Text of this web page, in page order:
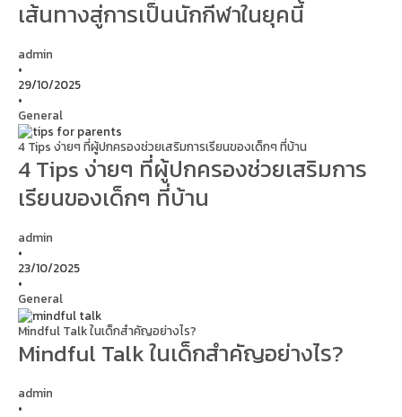
เส้นทางสู่การเป็นนักกีฬาในยุคนี้
admin
•
29/10/2025
•
General
4 Tips ง่ายๆ ที่ผู้ปกครองช่วยเสริมการเรียนของเด็กๆ ที่บ้าน
4 Tips ง่ายๆ ที่ผู้ปกครองช่วยเสริมการ
เรียนของเด็กๆ ที่บ้าน
admin
•
23/10/2025
•
General
Mindful Talk ในเด็กสำคัญอย่างไร?
Mindful Talk ในเด็กสำคัญอย่างไร?
admin
•